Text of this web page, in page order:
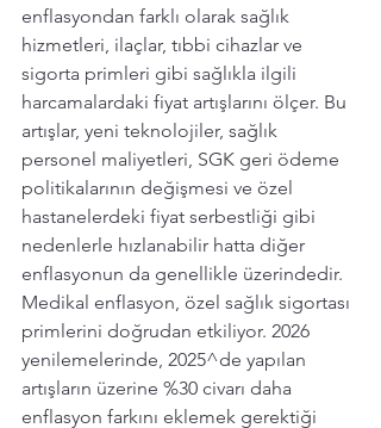
enflasyondan farklı olarak sağlık
hizmetleri, ilaçlar, tıbbi cihazlar ve
sigorta primleri gibi sağlıkla ilgili
harcamalardaki fiyat artışlarını ölçer. Bu
artışlar, yeni teknolojiler, sağlık
personel maliyetleri, SGK geri ödeme
politikalarının değişmesi ve özel
hastanelerdeki fiyat serbestliği gibi
nedenlerle hızlanabilir hatta diğer
enflasyonun da genellikle üzerindedir.
Medikal enflasyon, özel sağlık sigortası
primlerini doğrudan etkiliyor. 2026
yenilemelerinde, 2025^de yapılan
artışların üzerine %30 civarı daha
enflasyon farkını eklemek gerektiği